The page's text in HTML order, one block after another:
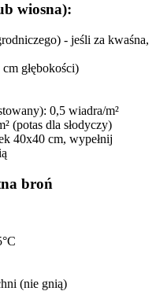
wiosna):
- jeśli za kwaśna,
cm głębokości)
0,5 wiadra/m²
(potas dla słodyczy)
40x40 cm, wypełnij
broń
(nie gnią)